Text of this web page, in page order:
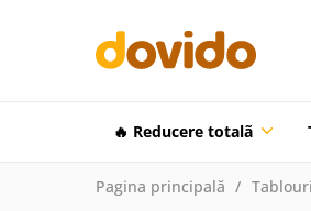
🔥 Reducere totalã
Pagina principală Tablouri